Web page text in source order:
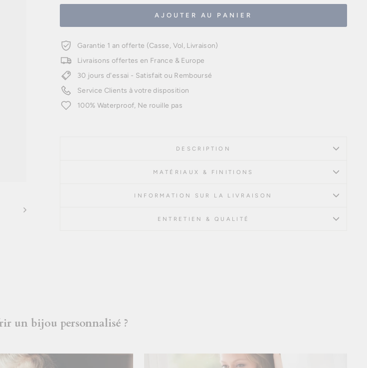
AJOUTER AU PANIER
Garantie 1 an offerte (Casse, Vol, Livraison)
Livraisons offertes en France & Europe
30 jours d'essai - Satisfait ou Remboursé
Service Clients à votre disposition
100% Waterproof, Ne rouille pas
DESCRIPTION
MATÉRIAUX & FINITIONS
INFORMATION SUR LA LIVRAISON
ENTRETIEN & QUALITÉ
un bijou personnalisé ?